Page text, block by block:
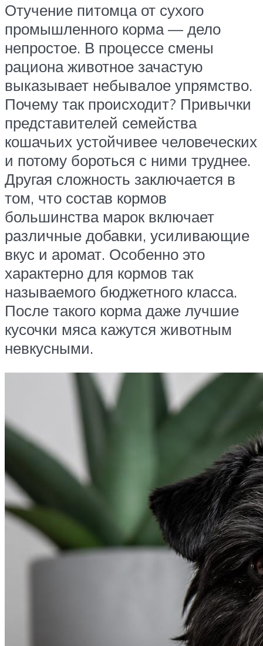
Отучение питомца от сухого
промышленного корма — дело
непростое. В процессе смены
рациона животное зачастую
выказывает небывалое упрямство.
Почему так происходит? Привычки
представителей семейства
кошачьих устойчивее человеческих
и потому бороться с ними труднее.
Другая сложность заключается в
том, что состав кормов
большинства марок включает
различные добавки, усиливающие
вкус и аромат. Особенно это
характерно для кормов так
называемого бюджетного класса.
После такого корма даже лучшие
кусочки мяса кажутся животным
невкусными.